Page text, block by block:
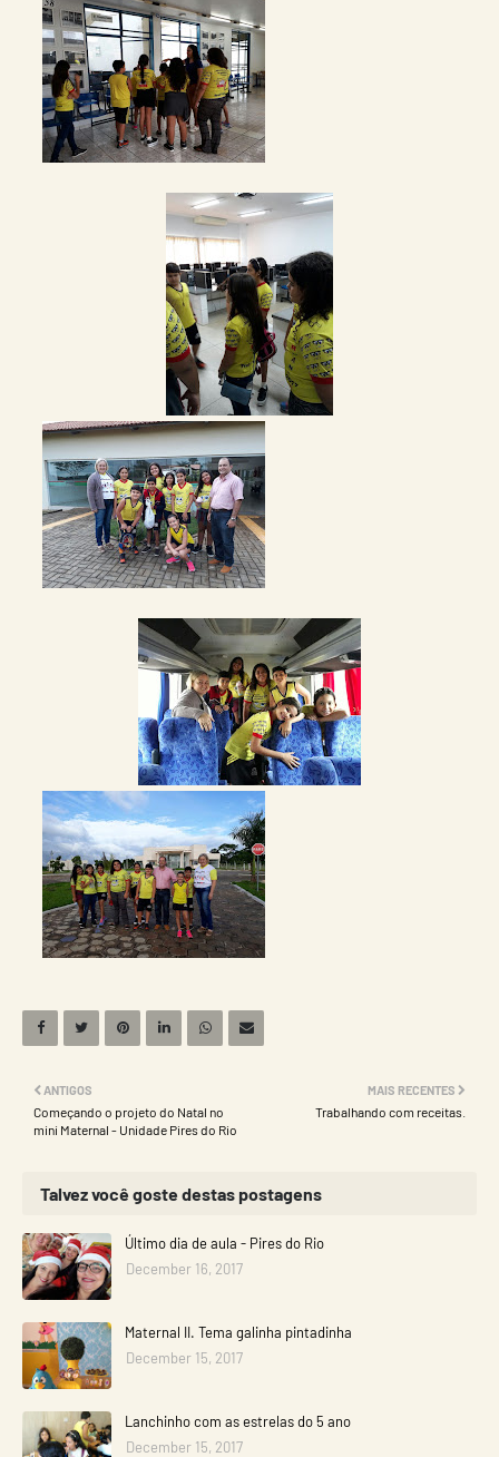
MAIS RECENTES
Trabalhando com receitas.
ANTIGOS
Começando o projeto do Natal no
mini Maternal - Unidade Pires do Rio
Talvez você goste destas postagens
Último dia de aula - Pires do Rio
December 16, 2017
Maternal II. Tema galinha pintadinha
December 15, 2017
Lanchinho com as estrelas do 5 ano
December 15, 2017